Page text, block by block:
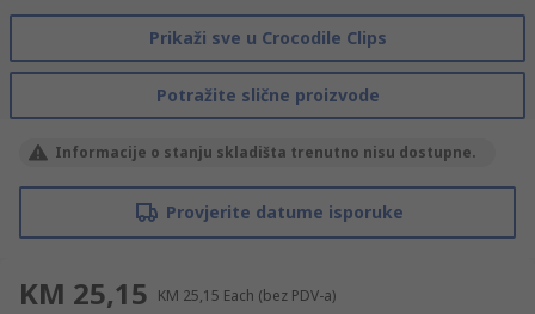
Prikaži sve u Crocodile Clips
Potražite slične proizvode
Informacije o stanju skladišta trenutno nisu dostupne.
Provjerite datume isporuke
KM 25,15 KM 25,15 Each (bez PDV-a)